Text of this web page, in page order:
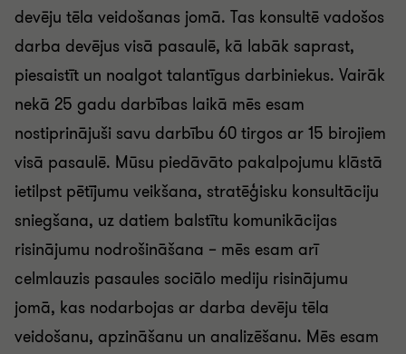
devēju tēla veidošanas jomā. Tas konsultē vadošos
darba devējus visā pasaulē, kā labāk saprast,
piesaistīt un noalgot talantīgus darbiniekus. Vairāk
nekā 25 gadu darbības laikā mēs esam
nostiprinājuši savu darbību 60 tirgos ar 15 birojiem
visā pasaulē. Mūsu piedāvāto pakalpojumu klāstā
ietilpst pētījumu veikšana, stratēģisku konsultāciju
sniegšana, uz datiem balstītu komunikācijas
risinājumu nodrošināšana – mēs esam arī
celmlauzis pasaules sociālo mediju risinājumu
jomā, kas nodarbojas ar darba devēju tēla
veidošanu, apzināšanu un analizēšanu. Mēs esam